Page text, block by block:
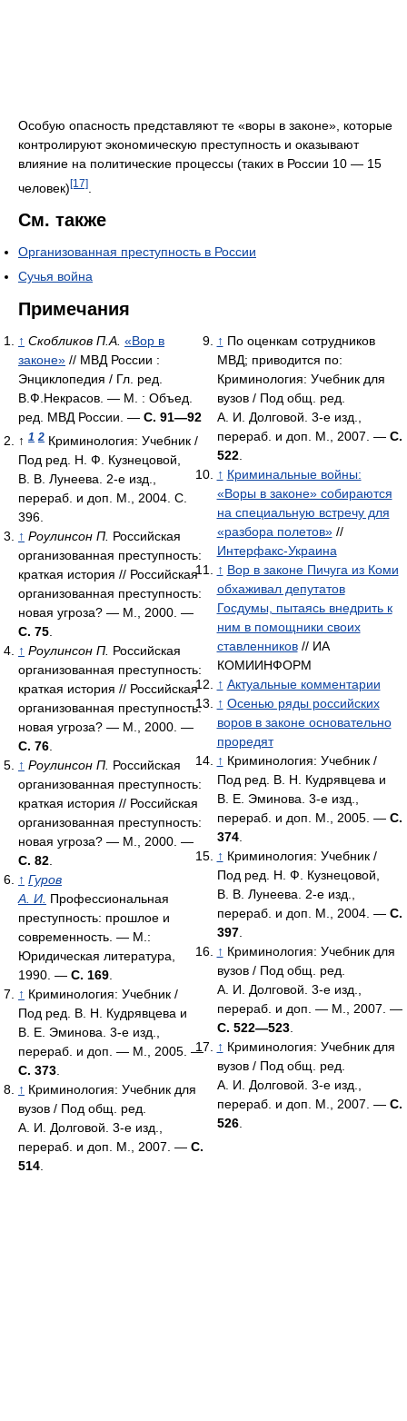
Особую опасность представляют те «воры в законе», которые
контролируют экономическую преступность и оказывают
влияние на политические процессы (таких в России 10 — 15
человек)[17]
См. также
Организованная преступность в России
Сучья война
Примечания
↑ Скобликов П.А. «Вор в
законе» // МВД России :
Энциклопедия / Гл. ред.
В.Ф.Некрасов. — М. : Объед.
ред. МВД России. — С. 91—92
↑ 1 2 Криминология: Учебник /
Под ред. Н. Ф. Кузнецовой,
В. В. Лунеева. 2-е изд.,
перераб. и доп. М., 2004. С.
396.
↑ Роулинсон П. Российская
организованная преступность:
краткая история // Российская
организованная преступность:
новая угроза? — М., 2000. —
С. 75
↑ Роулинсон П. Российская
организованная преступность:
краткая история // Российская
организованная преступность:
новая угроза? — М., 2000. —
С. 76
↑ Роулинсон П. Российская
организованная преступность:
краткая история // Российская
организованная преступность:
новая угроза? — М., 2000. —
С. 82
↑ Гуров
А. И. Профессиональная
преступность: прошлое и
современность. — М.:
Юридическая литература,
1990. — С. 169
↑ Криминология: Учебник /
Под ред. В. Н. Кудрявцева и
В. Е. Эминова. 3-е изд.,
перераб. и доп. — М., 2005. —
С. 373
↑ Криминология: Учебник для
вузов / Под общ. ред.
А. И. Долговой. 3-е изд.,
перераб. и доп. М., 2007. — С.
514
↑ По оценкам сотрудников
МВД; приводится по:
Криминология: Учебник для
вузов / Под общ. ред.
А. И. Долговой. 3-е изд.,
перераб. и доп. М., 2007. — С.
522.
↑ Криминальные войны:
«Воры в законе» собираются
на специальную встречу для
«разбора полетов»//
Интерфакс-Украина
↑ Вор в законе Пичуга из Коми
обхаживал депутатов
Госдумы, пытаясь внедрить к
ним в помощники своих
ставленников// ИА
КОМИИНФОРМ
↑ Актуальные комментарии
↑ Осенью ряды российских
воров в законе основательно
проредят
↑ Криминология: Учебник /
Под ред. В. Н. Кудрявцева и
В. Е. Эминова. 3-е изд.,
перераб. и доп. М., 2005. — С.
374.
↑ Криминология: Учебник /
Под ред. Н. Ф. Кузнецовой,
В. В. Лунеева. 2-е изд.,
перераб. и доп. М., 2004. — С.
397.
↑ Криминология: Учебник для
вузов / Под общ. ред.
А. И. Долговой. 3-е изд.,
перераб. и доп. — М., 2007. —
С. 522—523.
↑ Криминология: Учебник для
вузов / Под общ. ред.
А. И. Долговой. 3-е изд.,
перераб. и доп. М., 2007. — С.
526.